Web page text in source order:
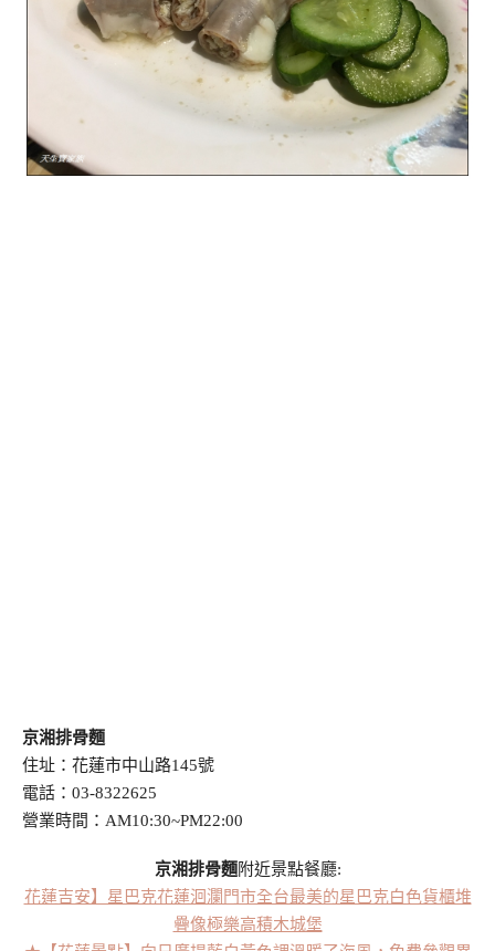
京湘排骨麵
住址：花蓮市中山路145號
電話：03-8322625
營業時間：AM10:30~PM22:00
京湘排骨麵附近景點餐廳:
花蓮吉安】星巴克花蓮洄瀾門市全台最美的星巴克白色貨櫃堆
疊像極樂高積木城堡